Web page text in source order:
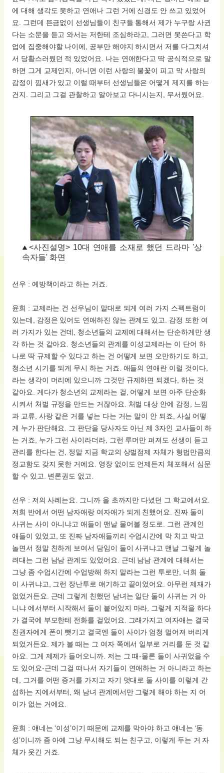
에 대해 생각도 못하고 연애나 그런 거에 신경도 안 쓰고 있었어
요. 그런데 뜬금없이 선생님들이 친구들 통해서 제가 누구랑 사귄
다는 소문을 듣고 와서는 저한테 조심하라고, 그러면 못쓴다고 학
업에 집중해야할 나이에, 공부만 해야지 하시면서 저를 다그치셔
서 당황스러웠던 적 있었어요. 나는 연애한다고 딱 공식적으로 말
하면 그게 교제인지, 아니면 이런 사랑의 불꽃이 피고 막 사랑의
감정이 낌새가 있고 이럴 때부터 선생님들은 어떻게 제지를 하는
건지. 그리고 그걸 관찰하고 알아보고 다니시는지, 무서웠어요.
<사진설명> 10대 연애를 소재로 했던 드라마 '상
속자들' 화면
선우 : 예방책이라고 하는 거죠.
윤희 : 교제라는 건 선우님이 말대로 되게 여러 가지 스펙트럼이
있는데, 감정은 있어도 연애하진 않는 관계도 있고. 감정 또한 여
러 가지가 있는 건데, 청소년들의 교제에 대해서는 단순하게만 생
각 하는 것 같아요. 청소년들의 관계를 이성교제라는 이 단어 하
나로 딱 규제할 수 있다고 하는 건 어떻게 보면 오만하기도 하고,
청소년 시기를 되게 무시 하는 거죠. 애들의 연애란 이럴 것이다,
라는 생각이 머리에 있으니까 그것만 규제하면 되겠다, 하는 것
같아요. 게다가 청소년의 교제라는 걸, 어떻게 보면 아주 단순화
시켜서 처벌 규정을 만드는 거잖아요. 처벌 대상 안에 감정, 느낌
과 교류, 사랑 같은 거를 넣는 다는 거는 말이 안 되죠, 사실 어떻
게 누가 판단해요. 그 판단을 당사자도 아닌 제 3자인 교사들이 하
는 거죠, 누가 그런 사이라더라, 그런 루머만 퍼져도 선생이 듣고
관리를 한다는 건, 정말 지금 학교의 상벌점제 자체가 형법만큼의
정교함도 갖지 못한 거에요. 영장 없이도 언제든지 체포해서 심문
할 수 있고. 변론권도 없고.
선우 : 저의 사례는요. 그니까 올 초까지만 다녔던 그 학교에서요.
저희 반에서 어떤 남자애랑 여자애가 되게 친했어요. 진짜 둘이
사귀는 사이 아니냐고 애들이 맨날 물어볼 정도로. 그런 관계인
애들이 있었고, 또 진짜 남자애들끼리 수업시간에 막 치고 박고
놀면서 정말 친하게 보여서 담임이 둘이 사귀냐고 맨날 그렇게 놀
려대는 그런 남남 관계도 있었어요. 근데 남남 관계에 대해서는
그냥 좀 수업시간에 수업방해 하지 말라는 그런 투로만, 너희 둘
이 사귀냐고, 그런 장난투로 얘기하고 끝이었어요. 아무런 제재가
없었거든요. 근데 그렇게 친했던 남녀는 일단 둘이 사귀는 거 아
니냐 에서부터 시작해서 둘이 붙어있지 마라, 그렇게 지적을 하다
가 결국에 부모한테 전화를 걸었어요. 그래가지고 여자애는 결국
친권자에게 폰이 뺏기고 결국엔 둘이 사이가 엄청 멀어져 버리게
되었거든요. 제가 볼 때는 그 여자 쪽에서 일부로 거리를 둔 것 같
아요. 그게 제제가 들어오니까. 저는 그 때-물론 둘이 사귀었을 수
도 있어요-근데 그걸 떠나서 자기들이 연애하는 거 아니라고 하는
데, 그거를 어떤 증거를 가지고 자기 멋대로 둘 사이를 이렇게 간
섭하는 지에서부터, 왜 남녀 관계에서만 그렇게 해야 하는 지 어
이가 없는 거에요.
윤희 : 얘네는 ‘이성’이기 때문에 교제를 막아야 하고 얘네는 ‘동
성’이니까 좀 아예 그냥 무시해도 되는 친구고, 이렇게 두는 거 자
체가 웃긴 거죠.